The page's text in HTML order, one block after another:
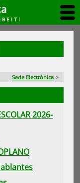
Sede Electrónica >
2026-